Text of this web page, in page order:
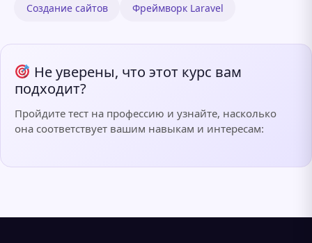
Создание сайтов Фреймворк Laravel
Не уверены, что этот курс вам
подходит?
Пройдите тест на профессию и узнайте, насколько
она соответствует вашим навыкам и интересам: